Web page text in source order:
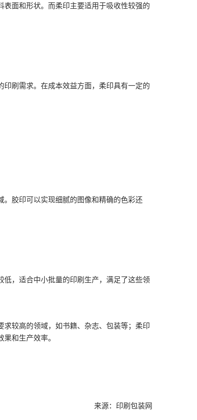
面和形状。而柔印主要适用于吸收性较强的
刷需求。在成本效益方面，柔印具有一定的
胶印可以实现细腻的图像和精确的色彩还
，适合中小批量的印刷生产，满足了这些领
较高的领域，如书籍、杂志、包装等；柔印
和生产效率。
来源：印刷包装网